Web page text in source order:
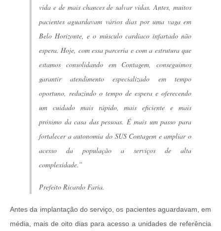
vida e de mais chances de salvar vidas. Antes, muitos
pacientes aguardavam vários dias por uma vaga em
Belo Horizonte, e o músculo cardíaco infartado não
espera. Hoje, com essa parceria e com a estrutura que
estamos consolidando em Contagem, conseguimos
garantir atendimento especializado em tempo
oportuno, reduzindo o tempo de espera e oferecendo
um cuidado mais rápido, mais eficiente e mais
próximo da casa das pessoas. É mais um passo para
fortalecer a autonomia do SUS Contagem e ampliar o
acesso da população a serviços de alta
complexidade.”
Prefeito Ricardo Faria.
Antes da implantação do serviço, os pacientes aguardavam, em
média, mais de oito dias para acesso a unidades de referência